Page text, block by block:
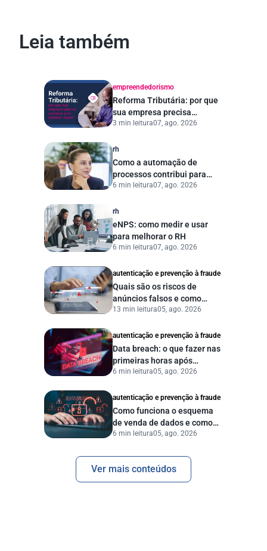
Leia também
empreendedorismo
Reforma Tributária: por que
sua empresa precisa
começar a se preparar
3 min leitura07, ago. 2026
rh
Como a automação de
processos contribui para
uma gestão pública mais
6 min leitura07, ago. 2026
rh
eNPS: como medir e usar
para melhorar o RH
6 min leitura07, ago. 2026
autenticação e prevenção à fraude
Quais são os riscos de
anúncios falsos e como
proteger seu negócio?
13 min leitura05, ago. 2026
autenticação e prevenção à fraude
Data breach: o que fazer nas
primeiras horas após
vazamento de dados?
6 min leitura05, ago. 2026
autenticação e prevenção à fraude
Como funciona o esquema
de venda de dados e como
proteger sua empresa?
6 min leitura05, ago. 2026
Ver mais conteúdos